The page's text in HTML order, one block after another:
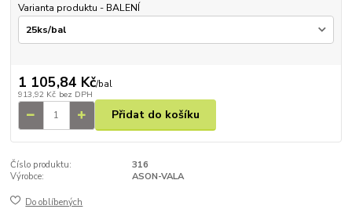
Varianta produktu - BALENÍ
1 105,84 Kč/bal
913,92 Kč bez DPH
Přidat do košíku
Číslo produktu:
316
Výrobce:
ASON-VALA
Do oblíbených